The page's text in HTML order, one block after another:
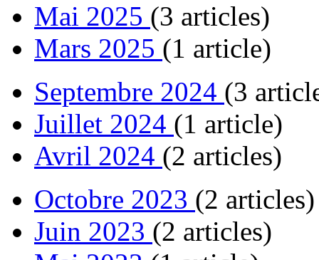
Mai 2025 (3 articles)
Mars 2025 (1 article)
Septembre 2024 (3
Juillet 2024 (1 article)
Avril 2024 (2 articles)
Octobre 2023 (2 articles)
Juin 2023 (2 articles)